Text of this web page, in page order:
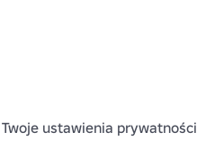
Twoje ustawienia prywatności